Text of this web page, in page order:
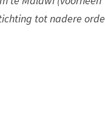
tot nadere orde